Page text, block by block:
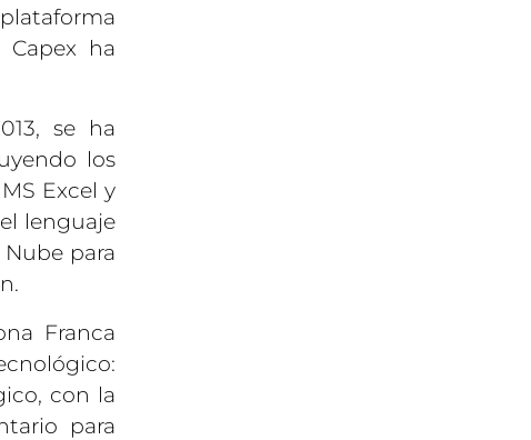
ha
se ha
los
Excel y
lenguaje
para
Franca
con la
para